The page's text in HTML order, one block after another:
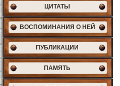
ЦИТАТЫ
ВОСПОМИНАНИЯ О НЕЙ
ПУБЛИКАЦИИ
ПАМЯТЬ